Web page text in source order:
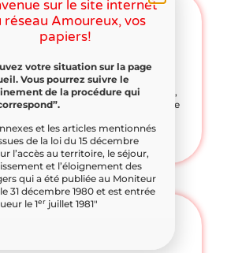
dossier par l'Office des Etrangers
est envoyé à l’Office des Etrangers
traitement.
: délai moyen de 6 semaines,
le dossier est arrivé en Belgique. Ce
prolongé si l’OE lance une
est accepté
sur le site internet
réseau Amoureux, vos
papiers!
votre situation sur la page
Vous pourrez suivre le
de la procédure qui
et les articles mentionnés
de la loi du 15 décembre
l’accès au territoire, le séjour,
et l’éloignement des
qui a été publiée au Moniteur
31 décembre 1980 et est entrée
le 1erjuillet 1981″